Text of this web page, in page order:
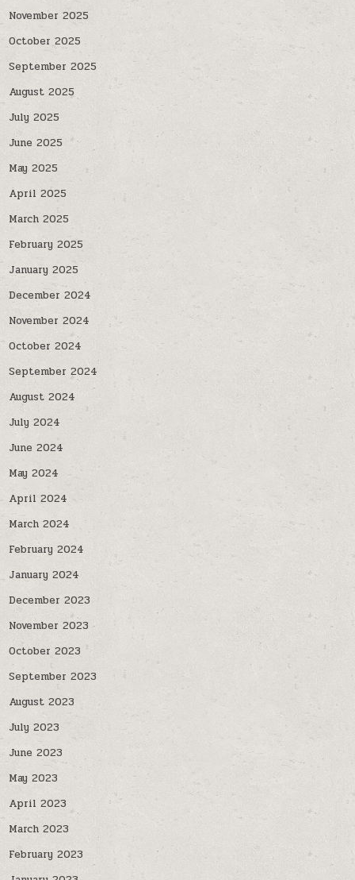
November 2025
October 2025
September 2025
August 2025
July 2025
June 2025
May 2025
April 2025
March 2025
February 2025
January 2025
December 2024
November 2024
October 2024
September 2024
August 2024
July 2024
June 2024
May 2024
April 2024
March 2024
February 2024
January 2024
December 2023
November 2023
October 2023
September 2023
August 2023
July 2023
June 2023
May 2023
April 2023
March 2023
February 2023